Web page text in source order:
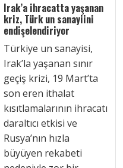
Irak’a ihracatta yaşanan
kriz, Türk un sanayiini
endişelendiriyor
Türkiye un sanayisi,
Irak’la yaşanan sınır
geçiş krizi, 19 Mart’ta
son eren ithalat
kısıtlamalarının ihracatı
daraltıcı etkisi ve
Rusya’nın hızla
büyüyen rekabeti